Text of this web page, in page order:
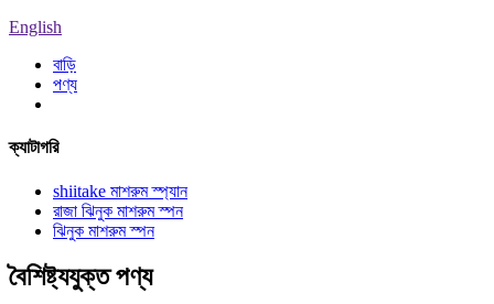
English
বাড়ি
পণ্য
ক্যাটাগরি
shiitake মাশরুম স্প্যান
রাজা ঝিনুক মাশরুম স্পন
ঝিনুক মাশরুম স্পন
বৈশিষ্ট্যযুক্ত পণ্য